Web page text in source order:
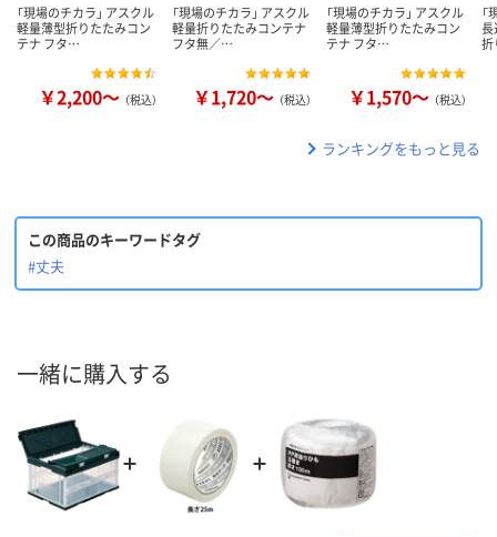
「現場のチカラ」 アスクル
軽量薄型折りたたみコン
テナ フタ…
￥2,200～ （税込）
「現場のチカラ」 アスクル
軽量折りたたみコンテナ
フタ無／…
￥1,720～ （税込）
「現場のチカラ」 アスクル
軽量薄型折りたたみコン
テナ フタ…
￥1,570～ （税込）
長
ランキングをもっと見る
この商品のキーワードタグ
#丈夫
一緒に購入する